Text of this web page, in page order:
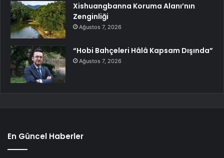
Xishuangbanna Koruma Alanı’nın
Zenginliği
Ağustos 7, 2026
“Hobi Bahçeleri Hâlâ Kapsam Dışında”
Ağustos 7, 2026
En Güncel Haberler